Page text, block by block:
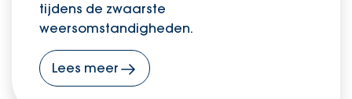
tijdens de zwaarste
weersomstandigheden.
Lees meer